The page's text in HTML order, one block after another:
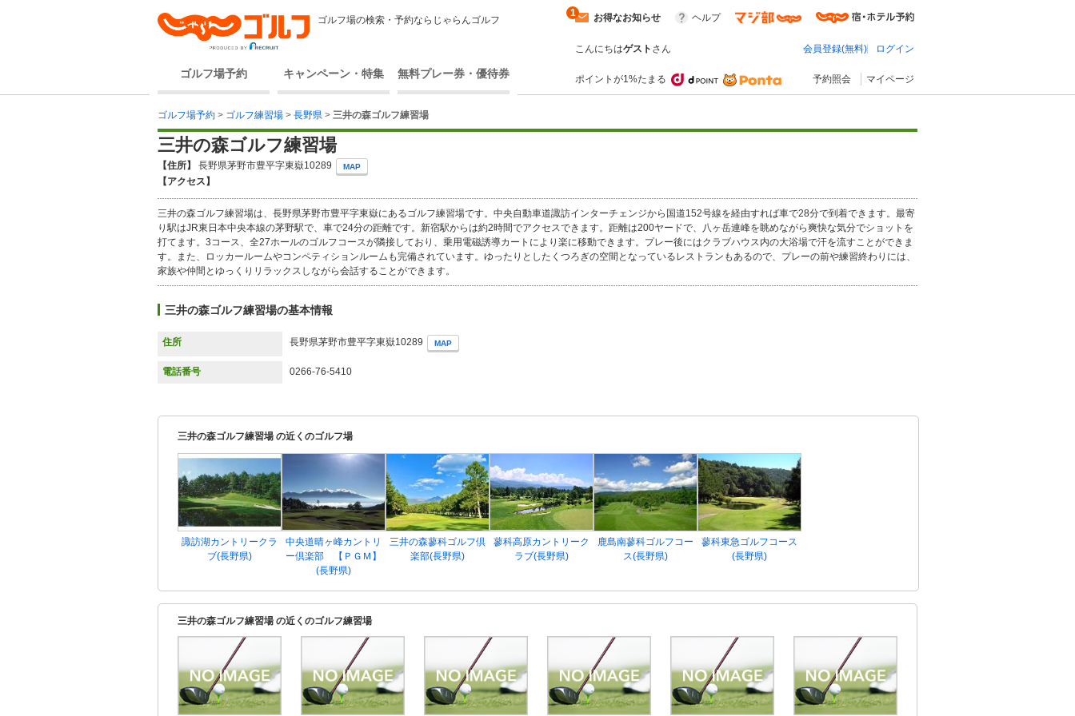
ゴルフ場の検索・予約ならじゃらんゴルフ
ゴルフ場予約 キャンペーン・特集 無料プレー券・優待券
お得なお知らせ
1 ヘルプ
こんにちはゲスト さん 会員登録(無料) ログイン
ポイントが1%たまる 予約照会 マイページ
ゴルフ場予約 > ゴルフ練習場 > 長野県 > 三井の森ゴルフ練習場
三井の森ゴルフ練習場
【住所】 長野県茅野市豊平字東嶽10289 MAP
【アクセス】
三井の森ゴルフ練習場は、長野県茅野市豊平字東嶽にあるゴルフ練習場です。中央自動車道諏訪インターチェンジから国道152号線を経由すれば車で28分で到着できます。最寄
り駅はJR東日本中央本線の茅野駅で、車で24分の距離です。新宿駅からは約2時間でアクセスできます。距離は200ヤードで、八ヶ岳連峰を眺めながら爽快な気分でショットを
打てます。3コース、全27ホールのゴルフコースが隣接しており、乗用電磁誘導カートにより楽に移動できます。プレー後にはクラブハウス内の大浴場で汗を流すことができま
す。また、ロッカールームやコンペティションルームも完備されています。ゆったりとしたくつろぎの空間となっているレストランもあるので、プレーの前や練習終わりには、
家族や仲間とゆっくりリラックスしながら会話することができます。
三井の森ゴルフ練習場の基本情報
住所 長野県茅野市豊平字東嶽10289 MAP
電話番号 0266-76-5410
三井の森ゴルフ練習場 の近くのゴルフ場
諏訪湖カントリークラ
ブ(長野県)
中央道晴ヶ峰カントリ
ー倶楽部 【ＰＧＭ】
(長野県)
三井の森蓼科ゴルフ倶
楽部(長野県)
蓼科高原カントリーク
ラブ(長野県)
鹿島南蓼科ゴルフコー
ス(長野県)
蓼科東急ゴルフコース
(長野県)
三井の森ゴルフ練習場 の近くのゴルフ練習場